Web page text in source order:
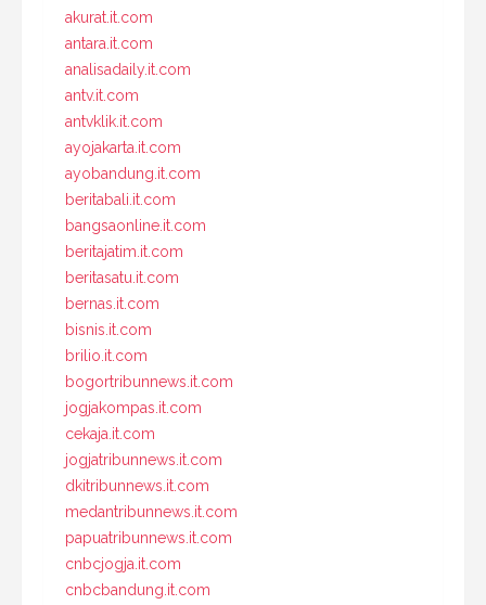
akurat.it.com
antara.it.com
analisadaily.it.com
antv.it.com
antvklik.it.com
ayojakarta.it.com
ayobandung.it.com
beritabali.it.com
bangsaonline.it.com
beritajatim.it.com
beritasatu.it.com
bernas.it.com
bisnis.it.com
brilio.it.com
bogortribunnews.it.com
jogjakompas.it.com
cekaja.it.com
jogjatribunnews.it.com
dkitribunnews.it.com
medantribunnews.it.com
papuatribunnews.it.com
cnbcjogja.it.com
cnbcbandung.it.com